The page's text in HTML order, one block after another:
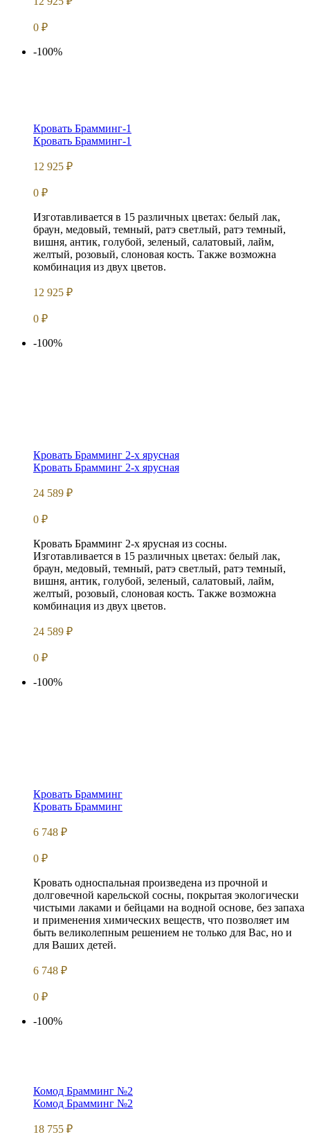
0 ₽
-100%
Кровать Брамминг-1
Кровать Брамминг-1
12 925 ₽
0 ₽
Изготавливается в 15 различных цветах: белый лак,
браун, медовый, темный, ратэ светлый, ратэ темный,
вишня, антик, голубой, зеленый, салатовый, лайм,
желтый, розовый, слоновая кость. Также возможна
комбинация из двух цветов.
12 925 ₽
0 ₽
-100%
Кровать Брамминг 2-х ярусная
Кровать Брамминг 2-х ярусная
24 589 ₽
0 ₽
Кровать Брамминг 2-х ярусная из сосны.
Изготавливается в 15 различных цветах: белый лак,
браун, медовый, темный, ратэ светлый, ратэ темный,
вишня, антик, голубой, зеленый, салатовый, лайм,
желтый, розовый, слоновая кость. Также возможна
комбинация из двух цветов.
24 589 ₽
0 ₽
-100%
Кровать Брамминг
Кровать Брамминг
6 748 ₽
0 ₽
Кровать односпальная произведена из прочной и
долговечной карельской сосны, покрытая экологически
чистыми лаками и бейцами на водной основе, без запаха
и применения химических веществ, что позволяет им
быть великолепным решением не только для Вас, но и
для Ваших детей.
6 748 ₽
0 ₽
-100%
Комод Брамминг №2
Комод Брамминг №2
18 755 ₽